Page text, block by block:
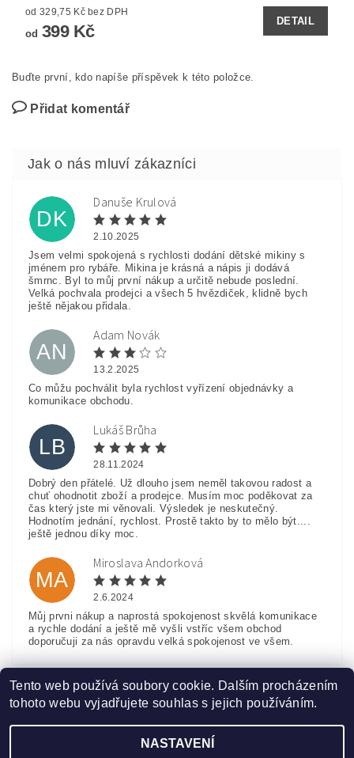
od 329,75 Kč bez DPH
od 399 Kč
DETAIL
Buďte první, kdo napíše příspěvek k této položce.
Přidat komentář
DK
Danuše Krulová
2.10.2025
Jsem velmi spokojená s rychlosti dodání dětské mikiny s
jménem pro rybáře. Mikina je krásná a nápis ji dodává
šmrnc. Byl to můj první nákup a určitě nebude poslední.
Velká pochvala prodejci a všech 5 hvězdiček, klidně bych
ještě nějakou přidala.
AN
Adam Novák
13.2.2025
Co můžu pochválit byla rychlost vyřízení objednávky a
komunikace obchodu.
LB
Lukáš Brůha
28.11.2024
Dobrý den přátelé. Už dlouho jsem neměl takovou radost a
chuť ohodnotit zboží a prodejce. Musím moc poděkovat za
čas který jste mi věnovali. Výsledek je neskutečný.
Hodnotím jednání, rychlost. Prostě takto by to mělo být....
ještě jednou díky moc.
MA
Miroslava Andorková
2.6.2024
Můj prvni nákup a naprostá spokojenost skvělá komunikace
a rychle dodání a ještě mě vyšli vstříc všem obchod
doporučuji za nás opravdu velká spokojenost ve všem.
Tento web používá soubory cookie. Dalším procházením
tohoto webu vyjadřujete souhlas s jejich používáním.
NASTAVENÍ